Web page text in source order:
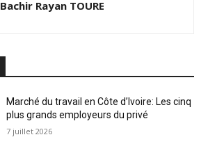
Bachir Rayan TOURE
Marché du travail en Côte d’Ivoire: Les cinq
plus grands employeurs du privé
7 juillet 2026